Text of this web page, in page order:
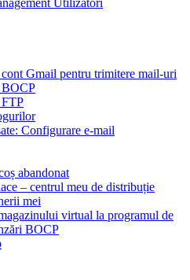
Utilizatori
Gmail pentru trimitere mail-uri
BOCP
Configurare e-mail
abandonat
– centrul meu de distribuție
mei
virtual la programul de
BOCP